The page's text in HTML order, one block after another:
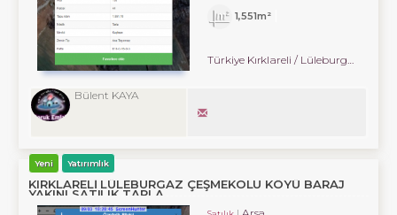
1,551m²
Türkiye Kırklareli / Lüleburgaz
Bülent KAYA
Yeni Yatırımlık
KIRKLARELİ LÜLEBURGAZ ÇEŞMEKOLU KÖYÜ BARAJ
YAKINI SATILIK TARLA